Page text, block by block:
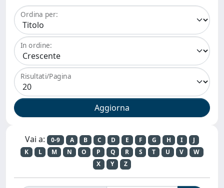
Ordina per:
In ordine:
Risultati/Pagina
Vai a: 0-9 A B C D E F G H I
J
K
L M N O P Q R S T U V
W
X
Y Z